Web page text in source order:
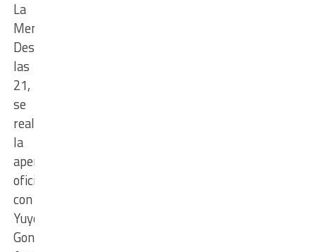
La
Mentirosa.
Desde
las
21,
se
realizará
la
apertura
oficial
con
Yuyo
Gonzalo,